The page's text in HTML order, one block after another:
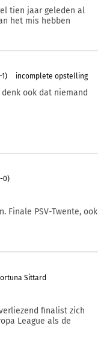
tien jaar geleden al
het mis hebben
incomplete opstelling
ook dat niemand
0)
Finale PSV-Twente, ook
Sittard
finalist zich
League als de